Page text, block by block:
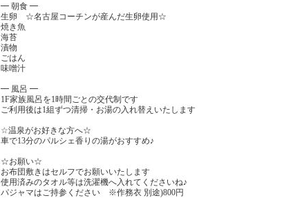
━ 朝食 ━
生卵 ☆名古屋コーチンが産んだ生卵使用☆
焼き魚
海苔
漬物
ごはん
味噌汁
━ 風呂 ━
1F家族風呂を1時間ごとの交代制です
ご利用後は1組ずつ清掃・お湯の入れ替えいたします
☆温泉がお好きな方へ☆
車で13分のパルシェ香りの湯がおすすめ♪
☆お願い☆
お布団敷きはセルフでお願いいたします
使用済みのタオル等は洗濯機へ入れてくださいね♪
パジャマはご持参ください ※作務衣 別途)800円